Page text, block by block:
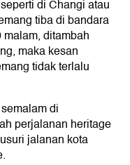
di Changi atau
tiba di bandara
ditambah
maka kesan
tidak terlalu
di
perjalanan heritage
jalanan kota